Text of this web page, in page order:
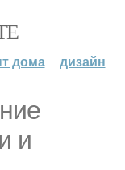
дома дизайн
и